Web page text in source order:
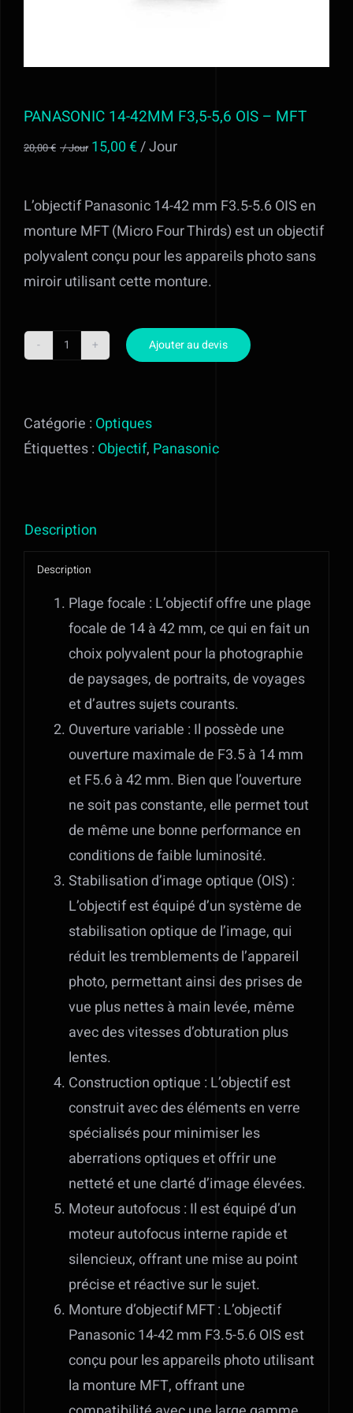
Evénementiel
Fonds et sols
Location STUDIO PHOTO VIDEO ET
Strasbourg et Colmar
Contact
PANASONIC 14-42MM F3,5-5,6 OIS – MFT
20,00€ / Jour Le
initial
était :
15,00€/ JourLe
actuel
est :
L’objectif Panasonic 14-42 mm F3.5-5.6 OIS en
monture MFT (Micro Four Thirds) est un objectif
polyvalent conçu pour les appareils photo sans
miroir utilisant cette monture.
quantité
14-
42MM
OIS
Ajouter au devis
Catégorie : Optiques
Étiquettes : Objectif, Panasonic
Description
Description
Plage focale : L’objectif offre une plage
focale de 14 à 42 mm, ce qui en fait un
choix polyvalent pour la photographie
de paysages, de portraits, de voyages
et d’autres sujets courants.
Ouverture variable : Il possède une
ouverture maximale de F3.5 à 14 mm
et F5.6 à 42 mm. Bien que l’ouverture
ne soit pas constante, elle permet tout
de même une bonne performance en
conditions de faible luminosité.
Stabilisation d’image optique (OIS) :
L’objectif est équipé d’un système de
stabilisation optique de l’image, qui
réduit les tremblements de l’appareil
photo, permettant ainsi des prises de
vue plus nettes à main levée, même
avec des vitesses d’obturation plus
lentes.
Construction optique : L’objectif est
construit avec des éléments en verre
spécialisés pour minimiser les
aberrations optiques et offrir une
netteté et une clarté d’image élevées.
Moteur autofocus : Il est équipé d’un
moteur autofocus interne rapide et
silencieux, offrant une mise au point
précise et réactive sur le sujet.
Monture d’objectif MFT : L’objectif
Panasonic 14-42 mm F3.5-5.6 OIS est
conçu pour les appareils photo utilisant
la monture MFT, offrant une